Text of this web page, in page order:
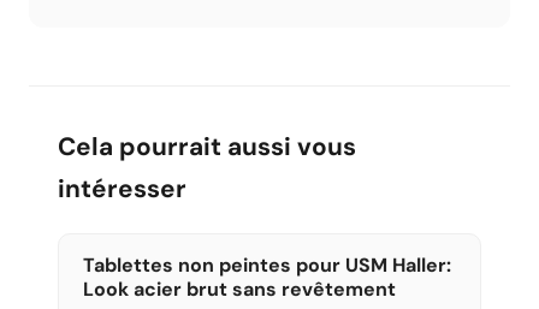
Cela pourrait aussi vous
intéresser
Tablettes non peintes pour USM Haller:
Look acier brut sans revêtement